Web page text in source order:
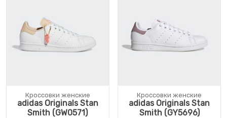
Кроссовки женские
adidas Originals Stan
Smith (GW0571)
Кроссовки женские
adidas Originals Stan
Smith (GY5696)